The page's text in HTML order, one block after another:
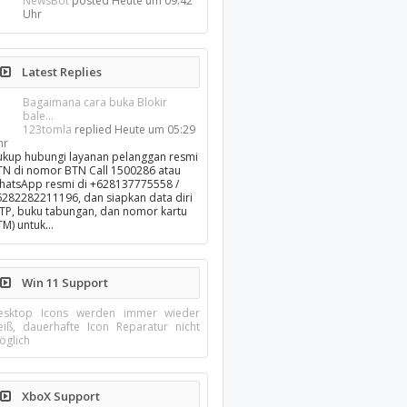
Uhr
Latest Replies
Bagaimana cara buka Blokir
bale...
123tomla replied Heute um 05:29
hubungi layanan pelanggan resmi
di nomor BTN Call 1500286 atau
resmi di +628137775558 /
dan siapkan data diri
buku tabungan, dan nomor kartu
untuk…
Win 11 Support
Icons werden immer wieder
dauerhafte Icon Reparatur nicht
XboX Support